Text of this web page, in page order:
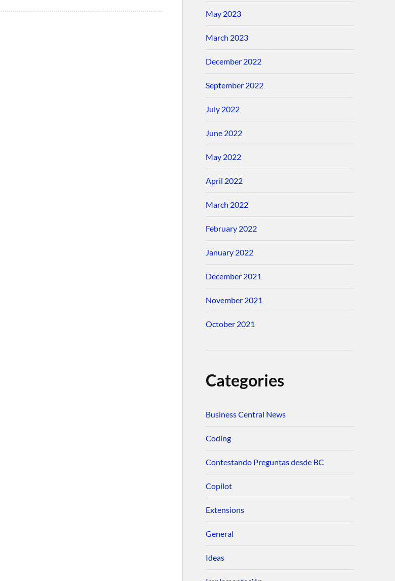
May 2023
March 2023
December 2022
September 2022
July 2022
June 2022
May 2022
April 2022
March 2022
February 2022
January 2022
December 2021
November 2021
October 2021
Categories
Business Central News
Coding
Contestando Preguntas desde BC
Copilot
Extensions
General
Ideas